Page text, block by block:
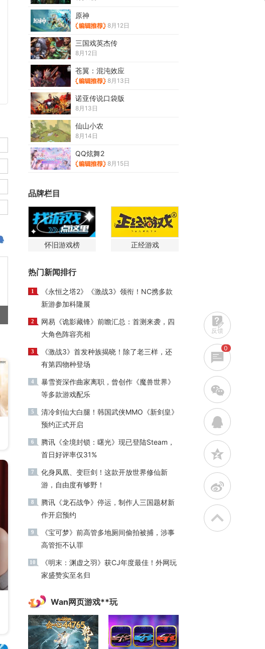
原神
8月12日
三国戏英杰传
8月12日
苍翼：混沌效应
8月13日
诺亚传说口袋版
8月13日
仙山小农
8月14日
QQ炫舞2
8月15日
品牌栏目
怀旧游戏榜 正经游戏
热门新闻排行
1
《永恒之塔2》《激战3》领衔！NC携多款
新游参加科隆展
2
网易《诡影藏锋》前瞻汇总：首测来袭，四
大角色阵容亮相
3
《激战3》首发种族揭晓！除了老三样，还
有第四物种登场
4
暴雪资深作曲家离职，曾创作《魔兽世界》
等多款游戏配乐
5
清冷剑仙大白腿！韩国武侠MMO《新剑皇》
预约正式开启
6
腾讯《全境封锁：曙光》现已登陆Steam，
首日好评率仅31%
7
化身凤凰、变巨剑！这款开放世界修仙新
游，自由度有够野！
8
腾讯《龙石战争》停运，制作人三国题材新
作开启预约
9
《宝可梦》前高管多地厕间偷拍被捕，涉事
高管拒不认罪
10
《明末：渊虚之羽》获CJ年度最佳！外网玩
家盛赞实至名归
Wan网页游戏**玩
反馈
0
w
q
z
t